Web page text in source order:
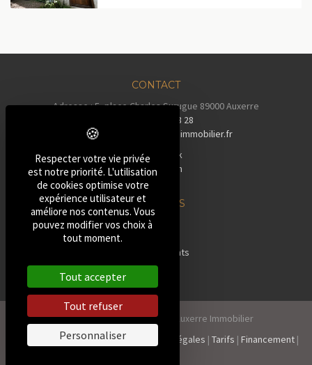
CONTACT
Adresse : 5, place Charles Surugue 89000 Auxerre
03 86 72 28 28
Email :
contact@auxerreimmobilier.fr
Facebook
Instagram
Tiktok
NOS BIENS
»Maisons
Appartements
»Terrains
2026, Tous droits réservés Auxerre Immobilier
Politique de confidentialité
Mentions Légales | Tarifs | Financement |
Respecter votre vie privée
est notre priorité. L'utilisation
de cookies optimise votre
expérience utilisateur et
améliore nos contenus. Vous
pouvez modifier vos choix à
tout moment.
Tout accepter
Tout refuser
Personnaliser